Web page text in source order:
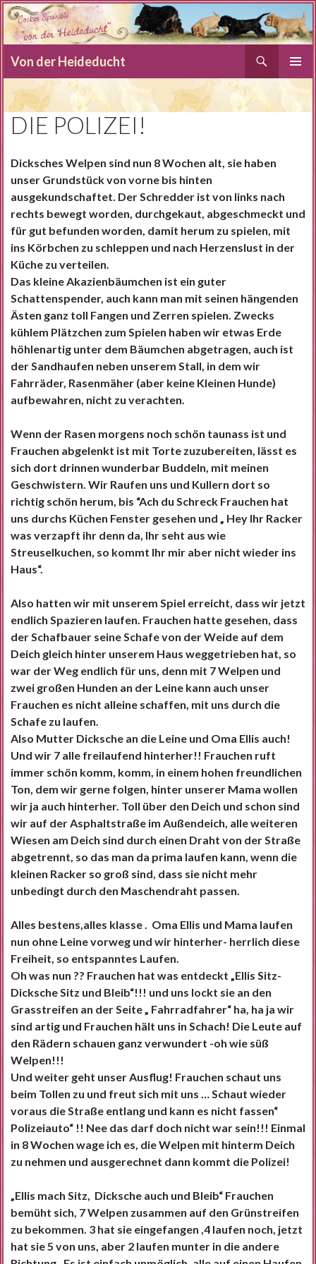
Von der Heideducht
ZUM
INHALT
DIE POLIZEI!
Dicksches Welpen sind nun 8 Wochen alt, sie haben
unser Grundstück von vorne bis hinten
ausgekundschaftet. Der Schredder ist von links nach
rechts bewegt worden, durchgekaut, abgeschmeckt und
für gut befunden worden, damit herum zu spielen, mit
ins Körbchen zu schleppen und nach Herzenslust in der
Küche zu verteilen.
Das kleine Akazienbäumchen ist ein guter
Schattenspender, auch kann man mit seinen hängenden
Ästen ganz toll Fangen und Zerren spielen. Zwecks
kühlem Plätzchen zum Spielen haben wir etwas Erde
höhlenartig unter dem Bäumchen abgetragen, auch ist
der Sandhaufen neben unserem Stall, in dem wir
Fahrräder, Rasenmäher (aber keine Kleinen Hunde)
aufbewahren, nicht zu verachten.
Wenn der Rasen morgens noch schön taunass ist und
Frauchen abgelenkt ist mit Torte zuzubereiten, lässt es
sich dort drinnen wunderbar Buddeln, mit meinen
Geschwistern. Wir Raufen uns und Kullern dort so
richtig schön herum, bis “Ach du Schreck Frauchen hat
uns durchs Küchen Fenster gesehen und „ Hey Ihr Racker
was verzapft ihr denn da, Ihr seht aus wie
Streuselkuchen, so kommt Ihr mir aber nicht wieder ins
Haus“.
Also hatten wir mit unserem Spiel erreicht, dass wir jetzt
endlich Spazieren laufen. Frauchen hatte gesehen, dass
der Schafbauer seine Schafe von der Weide auf dem
Deich gleich hinter unserem Haus weggetrieben hat, so
war der Weg endlich für uns, denn mit 7 Welpen und
zwei großen Hunden an der Leine kann auch unser
Frauchen es nicht alleine schaffen, mit uns durch die
Schafe zu laufen.
Also Mutter Dicksche an die Leine und Oma Ellis auch!
Und wir 7 alle freilaufend hinterher!! Frauchen ruft
immer schön komm, komm, in einem hohen freundlichen
Ton, dem wir gerne folgen, hinter unserer Mama wollen
wir ja auch hinterher. Toll über den Deich und schon sind
wir auf der Asphaltstraße im Außendeich, alle weiteren
Wiesen am Deich sind durch einen Draht von der Straße
abgetrennt, so das man da prima laufen kann, wenn die
kleinen Racker so groß sind, dass sie nicht mehr
unbedingt durch den Maschendraht passen.
Alles bestens,alles klasse . Oma Ellis und Mama laufen
nun ohne Leine vorweg und wir hinterher- herrlich diese
Freiheit, so entspanntes Laufen.
Oh was nun ?? Frauchen hat was entdeckt „Ellis Sitz-
Dicksche Sitz und Bleib“!!! und uns lockt sie an den
Grasstreifen an der Seite „ Fahrradfahrer“ ha, ha ja wir
sind artig und Frauchen hält uns in Schach! Die Leute auf
den Rädern schauen ganz verwundert -oh wie süß
Welpen!!!
Und weiter geht unser Ausflug! Frauchen schaut uns
beim Tollen zu und freut sich mit uns … Schaut wieder
voraus die Straße entlang und kann es nicht fassen“
Polizeiauto“ !! Nee das darf doch nicht war sein!!! Einmal
in 8 Wochen wage ich es, die Welpen mit hinterm Deich
zu nehmen und ausgerechnet dann kommt die Polizei!
„Ellis mach Sitz, Dicksche auch und Bleib“ Frauchen
bemüht sich, 7 Welpen zusammen auf den Grünstreifen
zu bekommen. 3 hat sie eingefangen ,4 laufen noch, jetzt
hat sie 5 von uns, aber 2 laufen munter in die andere